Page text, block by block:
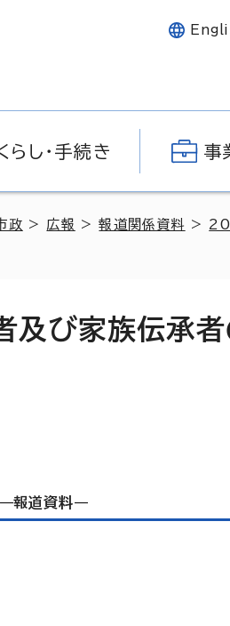
らし・手続き 事
政 > 広報 >報道関係資料 >
及び家族伝承
報道資料